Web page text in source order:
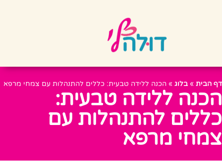
דף הבית » בלוג » הכנה ללידה טבעית: כללים להתנהלות עם צמחי מרפא
הכנה ללידה טבעית:
כללים להתנהלות עם
צמחי מרפא